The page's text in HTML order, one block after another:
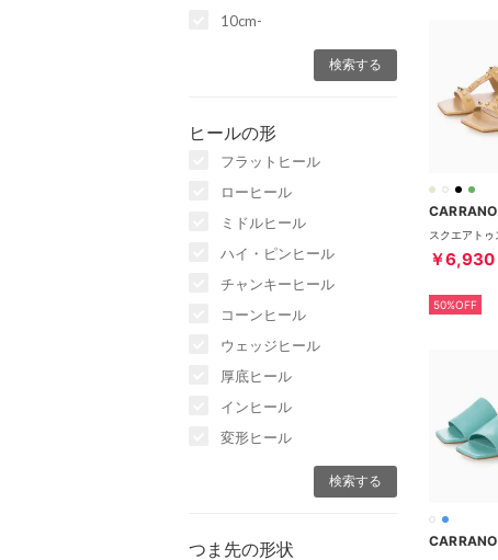
10cm-
ヒールの形
フラットヒール
ローヒール
ミドルヒール
ハイ・ピンヒール
チャンキーヒール
コーンヒール
ウェッジヒール
厚底ヒール
インヒール
変形ヒール
つま先の形状
CARRANO
￥6,930
50%OFF
CARRANO